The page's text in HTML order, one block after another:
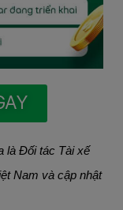
là Đối tác Tài xế
Nam và cập nhật